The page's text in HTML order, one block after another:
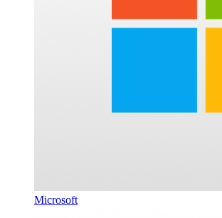
Microsoft